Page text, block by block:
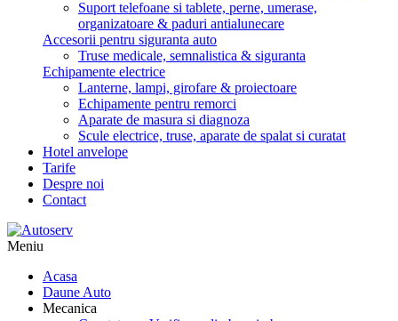
Suport telefoane si tablete, perne, umerase,
organizatoare & paduri antialunecare
Accesorii pentru siguranta auto
Truse medicale, semnalistica & siguranta
Echipamente electrice
Lanterne, lampi, girofare & proiectoare
Echipamente pentru remorci
Aparate de masura si diagnoza
Scule electrice, truse, aparate de spalat si curatat
Hotel anvelope
Tarife
Despre noi
Contact
Meniu
Acasa
Daune Auto
Mecanica